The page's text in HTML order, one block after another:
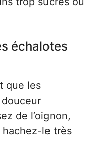
échalotes
que les
de l’oignon,
le très